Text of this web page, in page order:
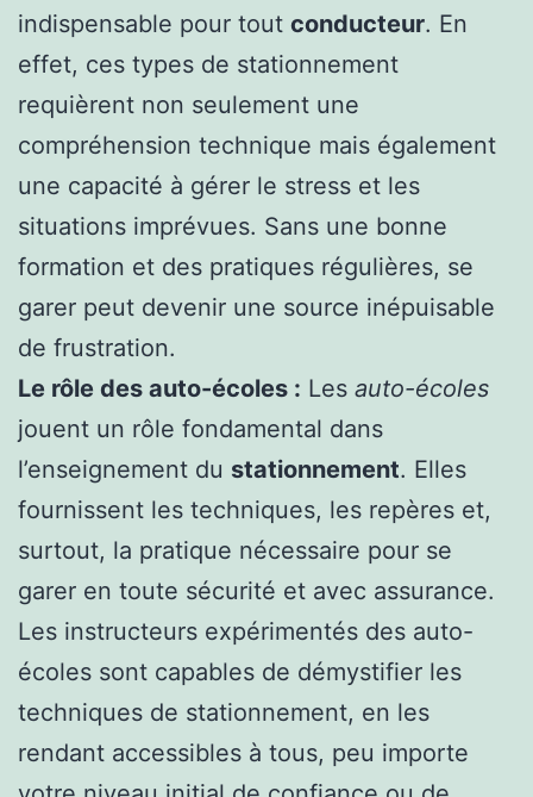
indispensable pour tout conducteur. En
effet, ces types de stationnement
requièrent non seulement une
compréhension technique mais également
une capacité à gérer le stress et les
situations imprévues. Sans une bonne
formation et des pratiques régulières, se
garer peut devenir une source inépuisable
de frustration.
Le rôle des auto-écoles : Les auto-écoles
jouent un rôle fondamental dans
l’enseignement du stationnement. Elles
fournissent les techniques, les repères et,
surtout, la pratique nécessaire pour se
garer en toute sécurité et avec assurance.
Les instructeurs expérimentés des auto-
écoles sont capables de démystifier les
techniques de stationnement, en les
rendant accessibles à tous, peu importe